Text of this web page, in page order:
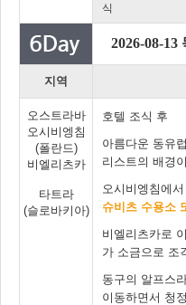
식
2026-08-13
지역
오스트라바
오시비엥침
(폴란드)
비엘리츠카
타트라
(슬로바키아)
호텔 조식 후
아름다운 동유
리스트의 배경
오시비엥침에
슈비츠 수용소
비엘리츠카로
가 소금으로 조
동구의 알프스
이동하면서 청